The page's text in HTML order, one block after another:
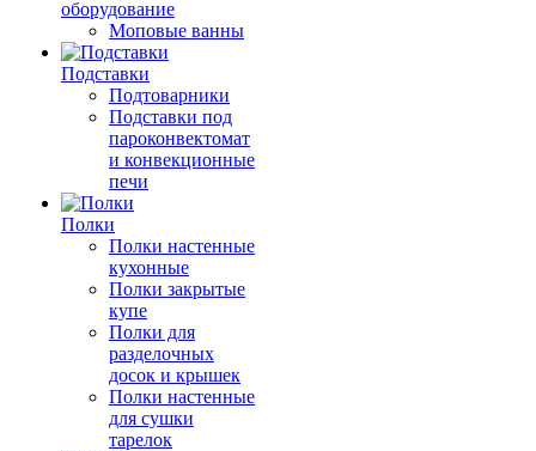
оборудование
Моповые ванны
Подставки
Подтоварники
Подставки под
пароконвектомат
и конвекционные
печи
Полки
Полки настенные
кухонные
Полки закрытые
купе
Полки для
разделочных
досок и крышек
Полки настенные
для сушки
тарелок